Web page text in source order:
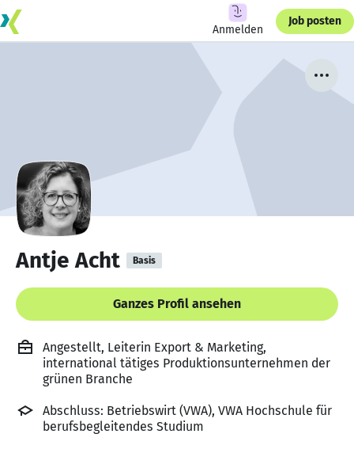
Anmelden
Job posten
Antje Acht Basis
Ganzes Profil ansehen
Angestellt, Leiterin Export & Marketing,
international tätiges Produktionsunternehmen der
grünen Branche
Abschluss: Betriebswirt (VWA), VWA Hochschule für
berufsbegleitendes Studium